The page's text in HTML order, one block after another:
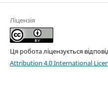
Ліцензія
Ця робота ліцензується
Attribution 4.0 International